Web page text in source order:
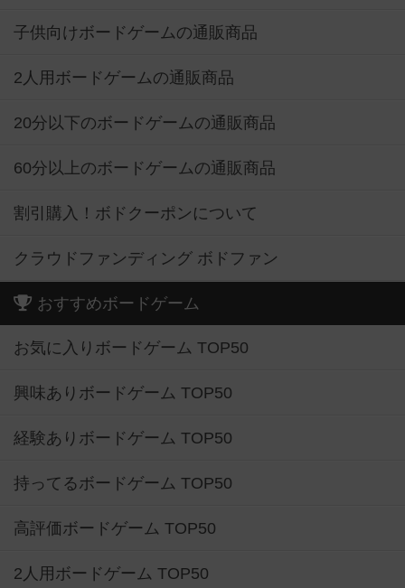
子供向けボードゲームの通販商品
2人用ボードゲームの通販商品
20分以下のボードゲームの通販商品
60分以上のボードゲームの通販商品
割引購入！ボドクーポンについて
クラウドファンディング ボドファン
おすすめボードゲーム
お気に入りボードゲーム TOP50
興味ありボードゲーム TOP50
経験ありボードゲーム TOP50
持ってるボードゲーム TOP50
高評価ボードゲーム TOP50
2人用ボードゲーム TOP50